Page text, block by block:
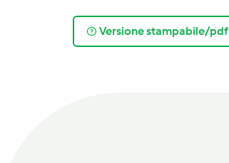
Versione stampabile/pdf